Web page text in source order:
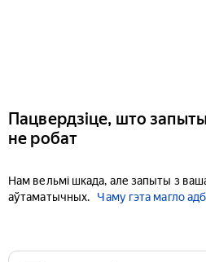
Пацвердзіце, што
не робат
Нам вельмі шкада, але запыты з
аўтаматычных.
Чаму гэта магло